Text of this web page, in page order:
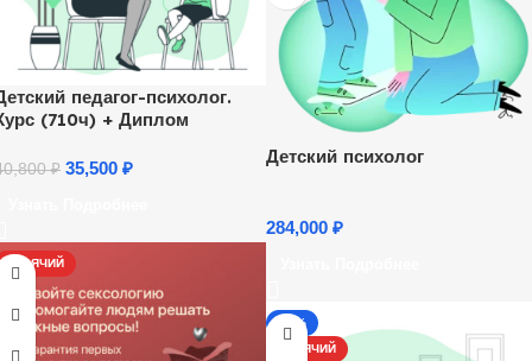
педагог-психолог.
(710ч) + Диплом
₽ 35,500 ₽ Детский психолог
284,000 ₽
ГОРЯЧИЙ
-13%
ГОРЯЧИЙ